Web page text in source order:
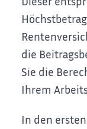
die
Sie die
Ihrem
In den